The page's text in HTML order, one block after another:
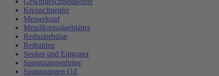
Kreisschneider
Messerkopf
Metallkreissägeblätter
Reduzierhülse
Reibahlen
Senker und Entgrater
Spannzangenfutter
Spannzangen OZ